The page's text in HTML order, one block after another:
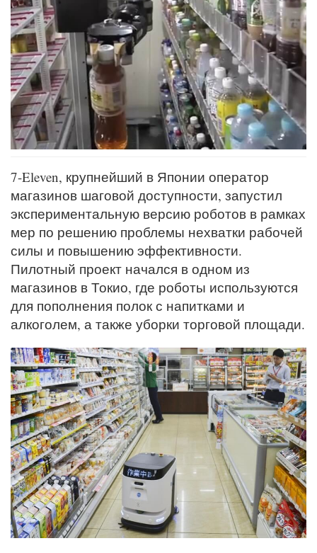
7-Eleven, крупнейший в Японии оператор
магазинов шаговой доступности, запустил
экспериментальную версию роботов в рамках
мер по решению проблемы нехватки рабочей
силы и повышению эффективности.
Пилотный проект начался в одном из
магазинов в Токио, где роботы используются
для пополнения полок с напитками и
алкоголем, а также уборки торговой площади.